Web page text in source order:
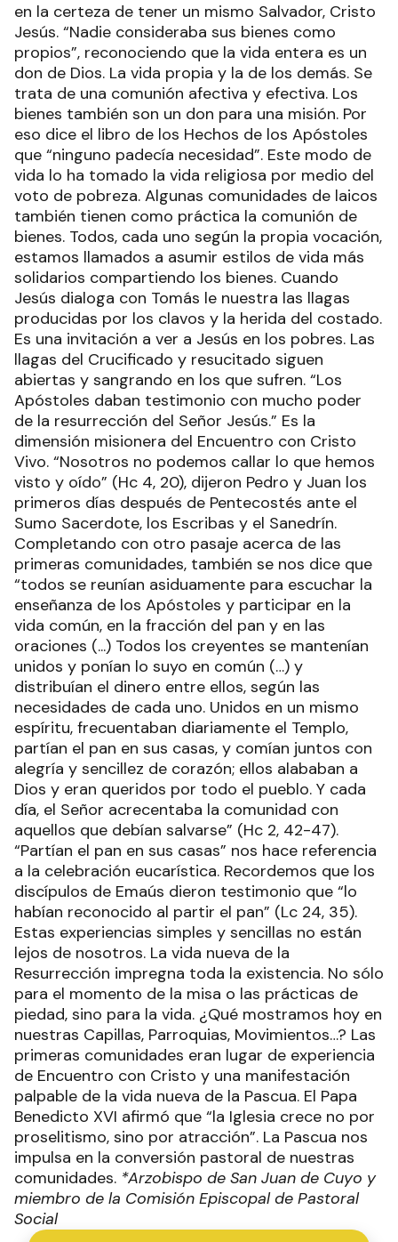
en la certeza de tener un mismo Salvador, Cristo
Jesús. “Nadie consideraba sus bienes como
propios”, reconociendo que la vida entera es un
don de Dios. La vida propia y la de los demás. Se
trata de una comunión afectiva y efectiva. Los
bienes también son un don para una misión. Por
eso dice el libro de los Hechos de los Apóstoles
que “ninguno padecía necesidad”. Este modo de
vida lo ha tomado la vida religiosa por medio del
voto de pobreza. Algunas comunidades de laicos
también tienen como práctica la comunión de
bienes. Todos, cada uno según la propia vocación,
estamos llamados a asumir estilos de vida más
solidarios compartiendo los bienes. Cuando
Jesús dialoga con Tomás le nuestra las llagas
producidas por los clavos y la herida del costado.
Es una invitación a ver a Jesús en los pobres. Las
llagas del Crucificado y resucitado siguen
abiertas y sangrando en los que sufren. “Los
Apóstoles daban testimonio con mucho poder
de la resurrección del Señor Jesús.” Es la
dimensión misionera del Encuentro con Cristo
Vivo. “Nosotros no podemos callar lo que hemos
visto y oído” (Hc 4, 20), dijeron Pedro y Juan los
primeros días después de Pentecostés ante el
Sumo Sacerdote, los Escribas y el Sanedrín.
Completando con otro pasaje acerca de las
primeras comunidades, también se nos dice que
“todos se reunían asiduamente para escuchar la
enseñanza de los Apóstoles y participar en la
vida común, en la fracción del pan y en las
oraciones (...) Todos los creyentes se mantenían
unidos y ponían lo suyo en común (…) y
distribuían el dinero entre ellos, según las
necesidades de cada uno. Unidos en un mismo
espíritu, frecuentaban diariamente el Templo,
partían el pan en sus casas, y comían juntos con
alegría y sencillez de corazón; ellos alababan a
Dios y eran queridos por todo el pueblo. Y cada
día, el Señor acrecentaba la comunidad con
aquellos que debían salvarse” (Hc 2, 42-47).
“Partían el pan en sus casas” nos hace referencia
a la celebración eucarística. Recordemos que los
discípulos de Emaús dieron testimonio que “lo
habían reconocido al partir el pan” (Lc 24, 35).
Estas experiencias simples y sencillas no están
lejos de nosotros. La vida nueva de la
Resurrección impregna toda la existencia. No sólo
para el momento de la misa o las prácticas de
piedad, sino para la vida. ¿Qué mostramos hoy en
nuestras Capillas, Parroquias, Movimientos…? Las
primeras comunidades eran lugar de experiencia
de Encuentro con Cristo y una manifestación
palpable de la vida nueva de la Pascua. El Papa
Benedicto XVI afirmó que “la Iglesia crece no por
proselitismo, sino por atracción”. La Pascua nos
impulsa en la conversión pastoral de nuestras
comunidades. *Arzobispo de San Juan de Cuyo y
miembro de la Comisión Episcopal de Pastoral
Social